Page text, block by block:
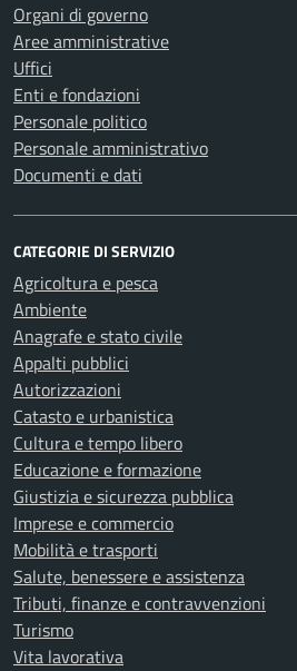
Organi di governo
Aree amministrative
Uffici
Enti e fondazioni
Personale politico
Personale amministrativo
Documenti e dati
CATEGORIE DI SERVIZIO
Agricoltura e pesca
Ambiente
Anagrafe e stato civile
Appalti pubblici
Autorizzazioni
Catasto e urbanistica
Cultura e tempo libero
Educazione e formazione
Giustizia e sicurezza pubblica
Imprese e commercio
Mobilità e trasporti
Salute, benessere e assistenza
Tributi, finanze e contravvenzioni
Turismo
Vita lavorativa